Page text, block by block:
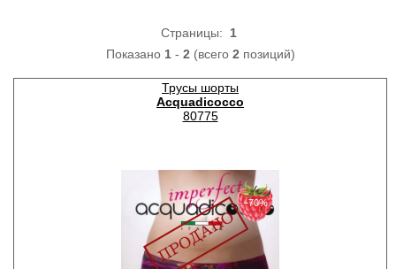
Страницы: 1
Показано 1- 2 (всего 2 позиций)
Трусы шорты
Acquadicocco
80775
−70%